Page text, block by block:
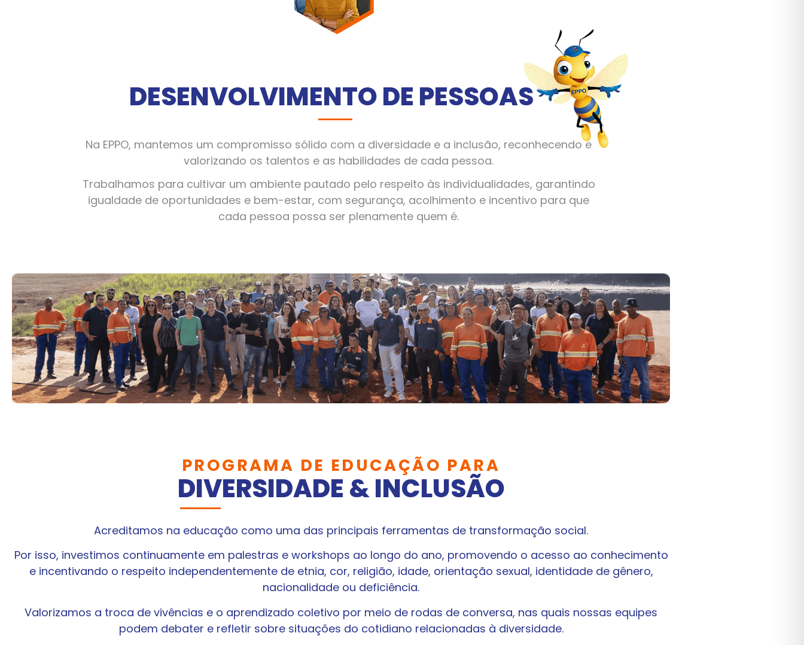
DESENVOLVIMENTO DE PESSOAS
Na EPPO, mantemos um compromisso sólido com a diversidade e a inclusão, reconhecendo e
valorizando os talentos e as habilidades de cada pessoa.
Trabalhamos para cultivar um ambiente pautado pelo respeito às individualidades, garantindo
igualdade de oportunidades e bem-estar, com segurança, acolhimento e incentivo para que
cada pessoa possa ser plenamente quem é.
PROGRAMA DE EDUCAÇÃO PARA
DIVERSIDADE & INCLUSÃO
Acreditamos na educação como uma das principais ferramentas de transformação social.
Por isso, investimos continuamente em palestras e workshops ao longo do ano, promovendo o acesso ao conhecimento
e incentivando o respeito independentemente de etnia, cor, religião, idade, orientação sexual, identidade de gênero,
nacionalidade ou deficiência.
Valorizamos a troca de vivências e o aprendizado coletivo por meio de rodas de conversa, nas quais nossas equipes
podem debater e refletir sobre situações do cotidiano relacionadas à diversidade.